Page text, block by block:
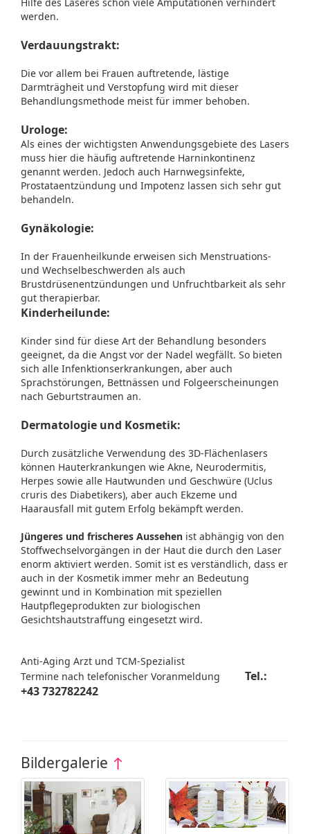
werden.
Verdauungstrakt:
Die vor allem bei Frauen auftretende, lästige
Darmträgheit und Verstopfung wird mit dieser
Behandlungsmethode meist für immer behoben.
Urologe:
Als eines der wichtigsten Anwendungsgebiete des Lasers
muss hier die häufig auftretende Harninkontinenz
genannt werden. Jedoch auch Harnwegsinfekte,
Prostataentzündung und Impotenz lassen sich sehr gut
behandeln.
Gynäkologie:
In der Frauenheilkunde erweisen sich Menstruations-
und Wechselbeschwerden als auch
Brustdrüsenentzündungen und Unfruchtbarkeit als sehr
gut therapierbar.
Kinderheilunde:
Kinder sind für diese Art der Behandlung besonders
geeignet, da die Angst vor der Nadel wegfällt. So bieten
sich alle Infenktionserkrankungen, aber auch
Sprachstörungen, Bettnässen und Folgeerscheinungen
nach Geburtstraumen an.
Dermatologie und Kosmetik:
Durch zusätzliche Verwendung des 3D-Flächenlasers
können Hauterkrankungen wie Akne, Neurodermitis,
Herpes sowie alle Hautwunden und Geschwüre (Uclus
cruris des Diabetikers), aber auch Ekzeme und
Haarausfall mit gutem Erfolg bekämpft werden.
Jüngeres und frischeres Aussehen ist abhängig von den
Stoffwechselvorgängen in der Haut die durch den Laser
enorm aktiviert werden. Somit ist es verständlich, dass er
auch in der Kosmetik immer mehr an Bedeutung
gewinnt und in Kombination mit speziellen
Hautpflegeprodukten zur biologischen
Gesichtshautstraffung eingesetzt wird.
Anti-Aging Arzt und TCM-Spezialist
Termine nach telefonischer Voranmeldung Tel.:
+43 732782242
Bildergalerie ↑